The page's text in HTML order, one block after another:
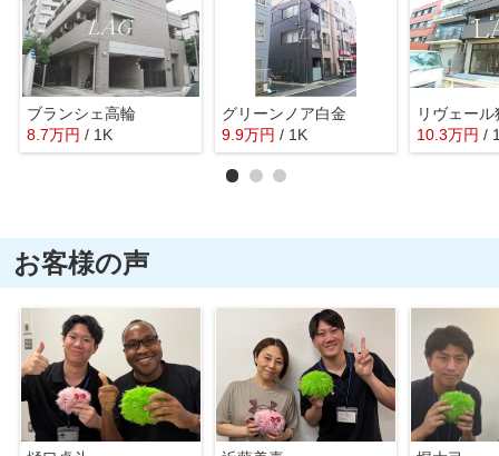
ブランシェ高輪
8.7万円 / 1K
グリーンノア白金
9.9万円 / 1K
リヴェール
10.3万円 /
お客様の声